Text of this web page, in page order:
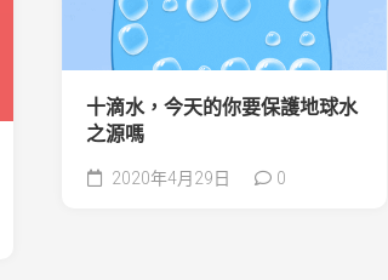
十滴水，今天的你要保護地球水
之源嗎
2020年4月29日 0